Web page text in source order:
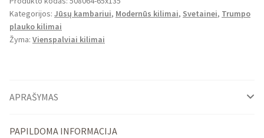
Uni
Green
Kategorijos: Jūsų kambariui, Modernūs kilimai, Svetainei, Trumpo
plauko kilimai
Žyma: Vienspalviai kilimai
APRAŠYMAS
PAPILDOMA INFORMACIJA